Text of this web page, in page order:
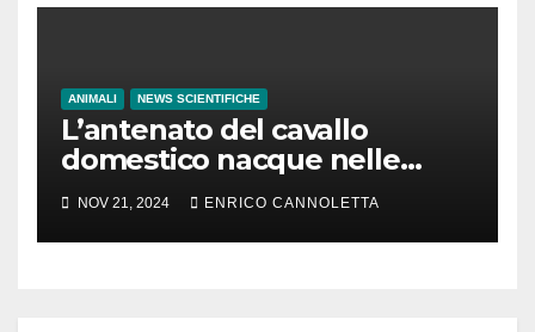
ANIMALI NEWS SCIENTIFICHE
L’antenato del cavallo
domestico nacque nelle
steppe del Mar Nero
NOV 21, 2024 ENRICO CANNOLETTA